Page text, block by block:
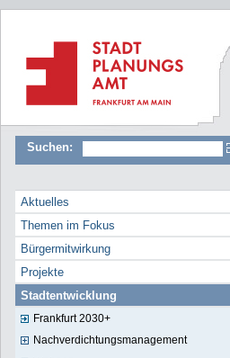
Suchen:
Aktuelles
Themen im Fokus
Bürgermitwirkung
Projekte
Stadtentwicklung
Frankfurt 2030+
Nachverdichtungsmanagement